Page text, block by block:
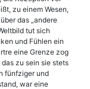
zu einem Wesen,
das „andere
tut sich
und Fühlen ein
eine Grenze zog
zu sein sie stets
fünfziger und
war eine